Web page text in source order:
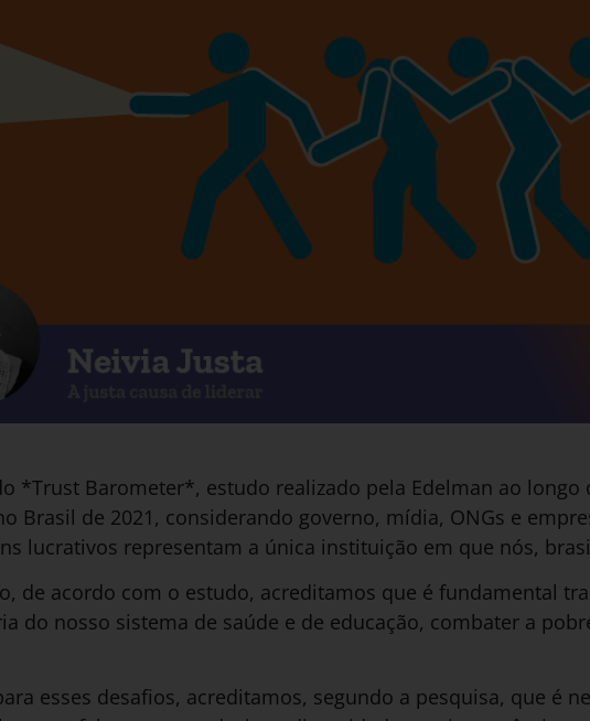
*Trust Barometer*, estudo realizado pela Edelman ao longo
Brasil de 2021, considerando governo, mídia, ONGs e
lucrativos representam a única instituição em que nós,
de acordo com o estudo, acreditamos que é fundamental
do nosso sistema de saúde e de educação, combater a
esses desafios, acreditamos, segundo a pesquisa, que é